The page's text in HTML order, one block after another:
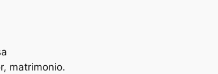
matrimonio.